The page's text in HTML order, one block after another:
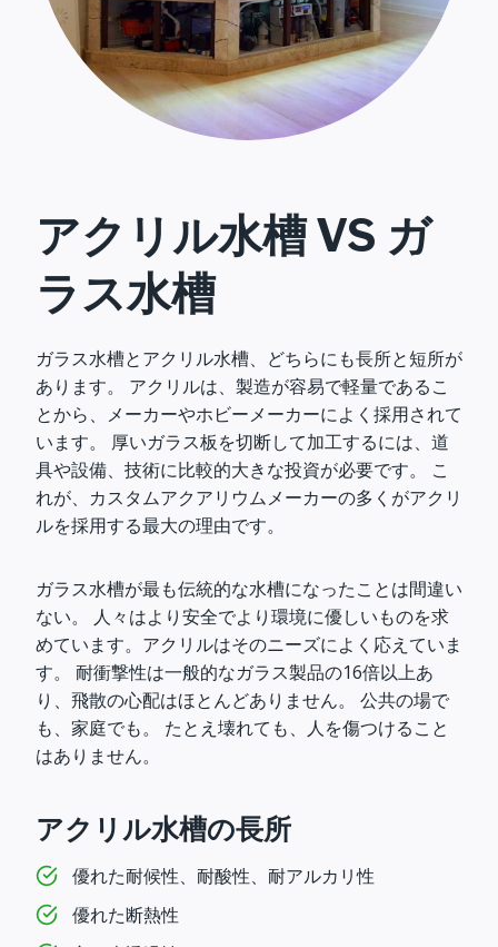
アクリル水槽 VS ガ
ラス水槽
ガラス水槽とアクリル水槽、どちらにも長所と短所が
あります。 アクリルは、製造が容易で軽量であるこ
とから、メーカーやホビーメーカーによく採用されて
います。 厚いガラス板を切断して加工するには、道
具や設備、技術に比較的大きな投資が必要です。 こ
れが、カスタムアクアリウムメーカーの多くがアクリ
ルを採用する最大の理由です。
ガラス水槽が最も伝統的な水槽になったことは間違い
ない。 人々はより安全でより環境に優しいものを求
めています。アクリルはそのニーズによく応えていま
す。 耐衝撃性は一般的なガラス製品の16倍以上あ
り、飛散の心配はほとんどありません。 公共の場で
も、家庭でも。 たとえ壊れても、人を傷つけること
はありません。
アクリル水槽の長所
優れた耐候性、耐酸性、耐アルカリ性
優れた断熱性